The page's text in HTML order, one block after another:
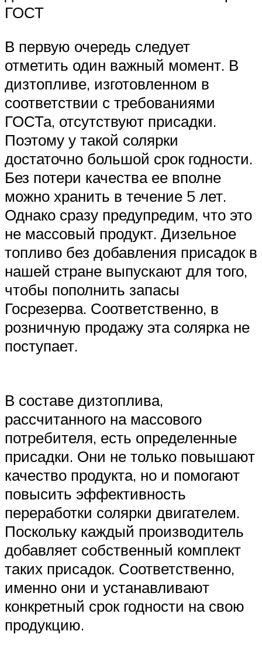
ГОСТ
В первую очередь следует
отметить один важный момент. В
дизтопливе, изготовленном в
соответствии с требованиями
ГОСТа, отсутствуют присадки.
Поэтому у такой солярки
достаточно большой срок годности.
Без потери качества ее вполне
можно хранить в течение 5 лет.
Однако сразу предупредим, что это
не массовый продукт. Дизельное
топливо без добавления присадок в
нашей стране выпускают для того,
чтобы пополнить запасы
Госрезерва. Соответственно, в
розничную продажу эта солярка не
поступает.
В составе дизтоплива,
рассчитанного на массового
потребителя, есть определенные
присадки. Они не только повышают
качество продукта, но и помогают
повысить эффективность
переработки солярки двигателем.
Поскольку каждый производитель
добавляет собственный комплект
таких присадок. Соответственно,
именно они и устанавливают
конкретный срок годности на свою
продукцию.